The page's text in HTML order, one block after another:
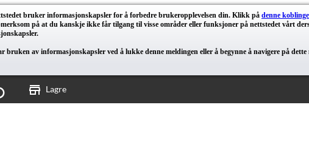
bruker informasjonskapsler for å forbedre brukeropplevelsen din. Klikk på denne
på at du kanskje ikke får tilgang til visse områder eller funksjoner på nettstedet vårt
bruken av informasjonskapsler ved å lukke denne meldingen eller å begynne å navigere på dette
Lagre